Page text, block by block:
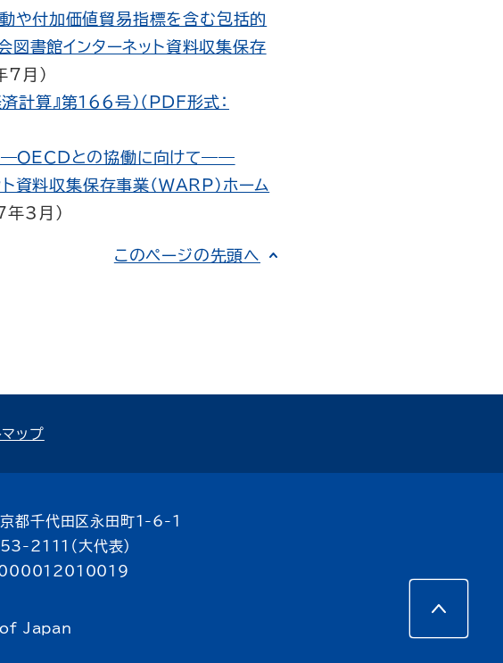
や付加価値貿易指標を含む包括的
図書館インターネット資料収集保存
月）
計算』第166号）（PDF形式：
との協働に向けて――
資料収集保存事業（WARP）ホーム
年3月）
このページの先頭へ
マップ
千代田区永田町1-6-1
2111（大代表）
Japan